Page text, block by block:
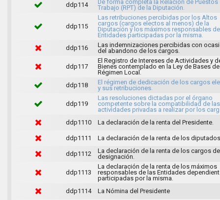
ddp114
De forma completa la Relación de Puestos
Trabajo (RPT) de la Diputación.
ddp115
Las retribuciones percibidas por los Altos
cargos (cargos electos al menos) de la
Diputación y los máximos responsables
Entidades participadas por la misma.
ddp116
Las indemnizaciones percibidas con
del abandono de los cargos.
ddp117
El Registro de Intereses de Actividades y
Bienes contemplado en la Ley de Bases de
Régimen Local.
ddp118
El régimen de dedicación de los cargos
y sus retribuciones.
ddp119
Las resoluciones dictadas por el órgano
competente sobre la compatibilidad de las
actividades privadas a realizar por los
ddp1110
La declaración de la renta del Presidente.
ddp1111 La declaración de la renta de los
ddp1112
La declaración de la renta de los cargos
designación.
ddp1113
La declaración de la renta de los máximos
responsables de las Entidades
participadas por la misma.
ddp1114
La Nómina del Presidente